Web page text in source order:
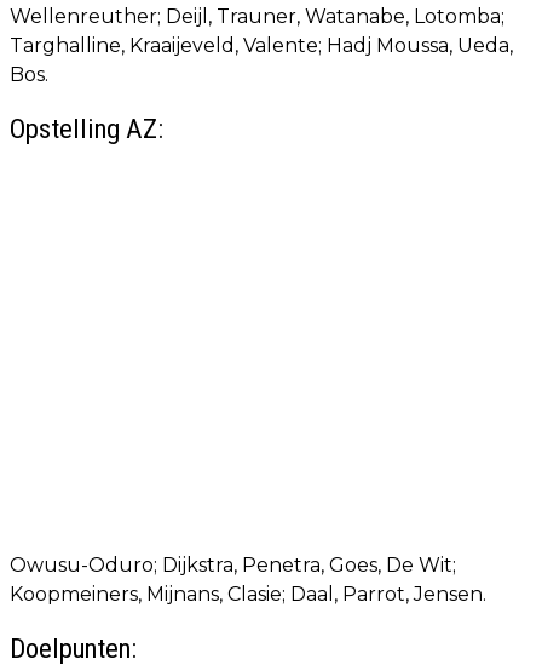
Wellenreuther; Deijl, Trauner, Watanabe, Lotomba;
Targhalline, Kraaijeveld, Valente; Hadj Moussa, Ueda,
Bos.
Opstelling AZ:
Owusu-Oduro; Dijkstra, Penetra, Goes, De Wit;
Koopmeiners, Mijnans, Clasie; Daal, Parrot, Jensen.
Doelpunten: